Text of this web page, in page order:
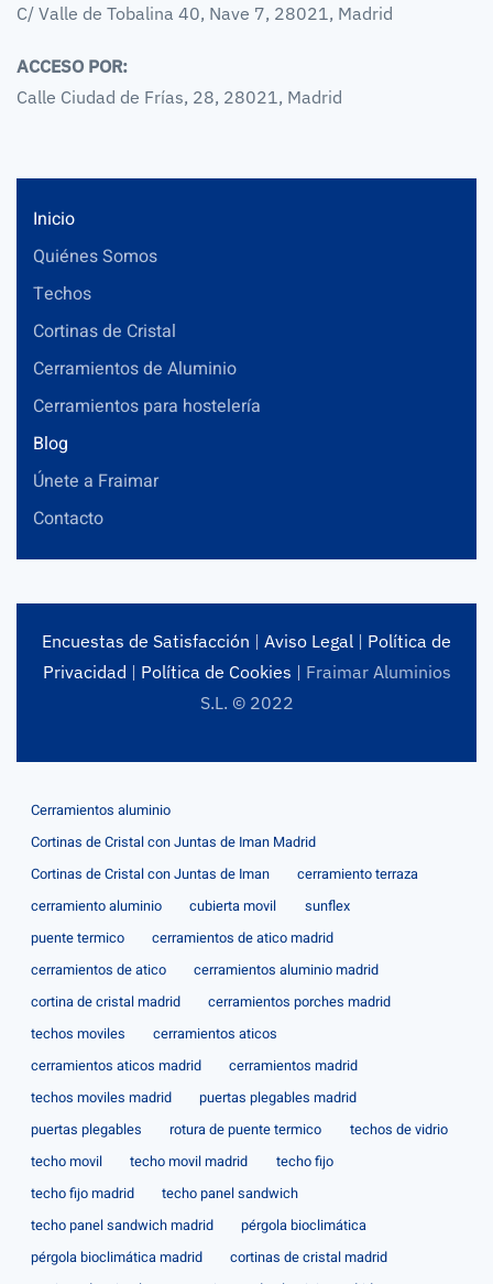
C/ Valle de Tobalina 40, Nave 7, 28021, Madrid
ACCESO POR:
Calle Ciudad de Frías, 28, 28021, Madrid
Inicio
Quiénes Somos
Techos
Cortinas de Cristal
Cerramientos de Aluminio
Cerramientos para hostelería
Blog
Únete a Fraimar
Contacto
Encuestas de Satisfacción | Aviso Legal | Política de
Privacidad | Política de Cookies | Fraimar Aluminios
S.L. © 2022
Cerramientos aluminio
Cortinas de Cristal con Juntas de Iman Madrid
Cortinas de Cristal con Juntas de Iman
cerramiento terraza
cerramiento aluminio
cubierta movil
sunflex
puente termico
cerramientos de atico madrid
cerramientos de atico
cerramientos aluminio madrid
cortina de cristal madrid
cerramientos porches madrid
techos moviles
cerramientos aticos
cerramientos aticos madrid
cerramientos madrid
techos moviles madrid
puertas plegables madrid
puertas plegables
rotura de puente termico
techos de vidrio
techo movil
techo movil madrid
techo fijo
techo fijo madrid
techo panel sandwich
techo panel sandwich madrid
pérgola bioclimática
pérgola bioclimática madrid
cortinas de cristal madrid